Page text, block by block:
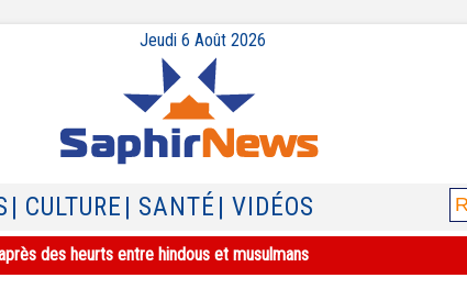
Jeudi 6 Août 2026
| CULTURE | SANTÉ | VIDÉOS
des heurts entre hindous et musulmans